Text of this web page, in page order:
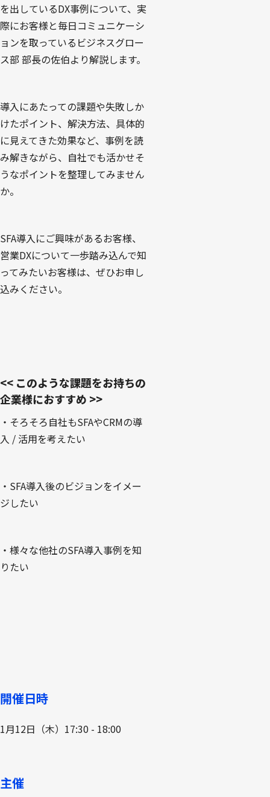
を出しているDX事例について、実
際にお客様と毎日コミュニケーシ
ョンを取っているビジネスグロー
ス部 部長の佐伯より解説します。
導入にあたっての課題や失敗しか
けたポイント、解決方法、具体的
に見えてきた効果など、事例を読
み解きながら、自社でも活かせそ
うなポイントを整理してみません
か。
SFA導入にご興味があるお客様、
営業DXについて一歩踏み込んで知
ってみたいお客様は、ぜひお申し
込みください。
<< このような課題をお持ちの
企業様におすすめ >>
・そろそろ自社もSFAやCRMの導
入 / 活用を考えたい
・SFA導入後のビジョンをイメー
ジしたい
・様々な他社のSFA導入事例を知
りたい
開催日時
1月12日（木）17:30 - 18:00
主催